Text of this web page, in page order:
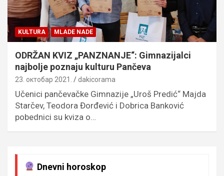
KULTURA MLADE NADE
ODRŽAN KVIZ „PANZNANJE“: Gimnazijalci
najbolje poznaju kulturu Pančeva
23. октобар 2021. dakicorama
Učenici pančevačke Gimnazije „Uroš Predić“ Majda
Starčev, Teodora Đorđević i Dobrica Banković
pobednici su kviza o…
Dnevni horoskop